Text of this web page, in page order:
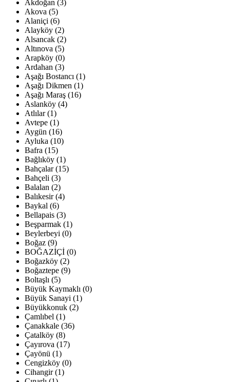
Akdoğan (3)
Akova (5)
Alaniçi (6)
Alayköy (2)
Alsancak (2)
Altınova (5)
Arapköy (0)
Ardahan (3)
Aşağı Bostancı (1)
Aşağı Dikmen (1)
Aşağı Maraş (16)
Aslanköy (4)
Atlılar (1)
Avtepe (1)
Aygün (16)
Ayluka (10)
Bafra (15)
Bağlıköy (1)
Bahçalar (15)
Bahçeli (3)
Balalan (2)
Balıkesir (4)
Baykal (6)
Bellapais (3)
Beşparmak (1)
Beylerbeyi (0)
Boğaz (9)
BOĞAZİÇİ (0)
Boğazköy (2)
Boğaztepe (9)
Boltaşlı (5)
Büyük Kaymaklı (0)
Büyük Sanayi (1)
Büyükkonuk (2)
Çamlıbel (1)
Çanakkale (36)
Çatalköy (8)
Çayırova (17)
Çayönü (1)
Cengizköy (0)
Cihangir (1)